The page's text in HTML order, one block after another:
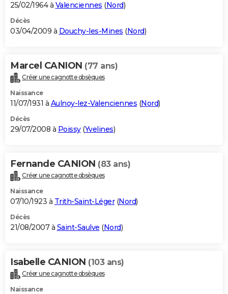
25/02/1964 à Valenciennes (Nord)
Décès
03/04/2009 à Douchy-les-Mines (Nord)
Marcel CANION (77 ans)
Créer une cagnotte obsèques
Naissance
11/07/1931 à Aulnoy-lez-Valenciennes (Nord)
Décès
29/07/2008 à Poissy(Yvelines)
Fernande CANION (83 ans)
Créer une cagnotte obsèques
Naissance
07/10/1923 à Trith-Saint-Léger(Nord)
Décès
21/08/2007 à Saint-Saulve (Nord)
Isabelle CANION (103 ans)
Créer une cagnotte obsèques
Naissance